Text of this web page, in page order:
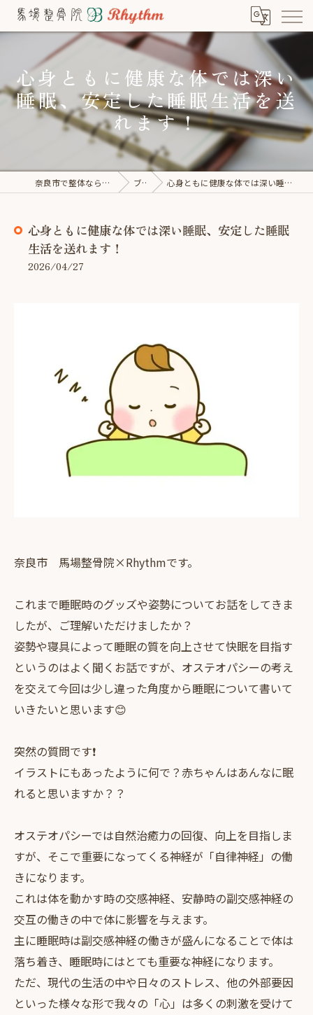
心身ともに健康な体では深い
睡眠、安定した睡眠生活を送
れます！
奈良市で整体なら馬場整骨院×Rhythm ブログ 心身ともに健康な体では深い睡眠、安定した睡眠生活を送れます！
心身ともに健康な体では深い睡眠、安定した睡眠
生活を送れます！
2026/04/27
奈良市 馬場整骨院×Rhythmです。
これまで睡眠時のグッズや姿勢についてお話をしてきま
したが、ご理解いただけましたか？
姿勢や寝具によって睡眠の質を向上させて快眠を目指す
というのはよく聞くお話ですが、オステオパシーの考え
を交えて今回は少し違った角度から睡眠について書いて
いきたいと思います😊
突然の質問です❗️
イラストにもあったように何で？赤ちゃんはあんなに眠
れると思いますか？？
オステオパシーでは自然治癒力の回復、向上を目指しま
すが、そこで重要になってくる神経が「自律神経」の働
きになります。
これは体を動かす時の交感神経、安静時の副交感神経の
交互の働きの中で体に影響を与えます。
主に睡眠時は副交感神経の働きが盛んになることで体は
落ち着き、睡眠時にはとても重要な神経になります。
ただ、現代の生活の中や日々のストレス、他の外部要因
といった様々な形で我々の「心」は多くの刺激を受けて